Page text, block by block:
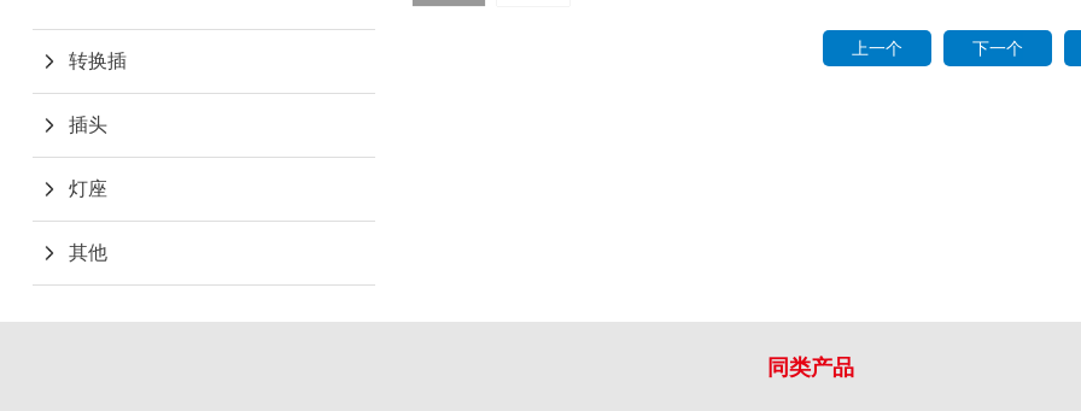
转换插
插头
灯座
其他
上一个 下一个
同类产品